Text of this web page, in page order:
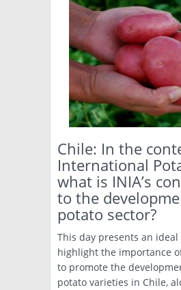
Chile: In the
International
what is INIA’s
to the
potato sector?
This day presents an
highlight the importance
to promote the
potato varieties in Chile,